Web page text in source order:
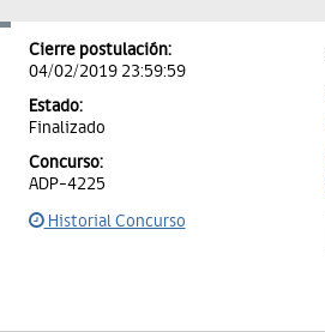
Cierre postulación:
04/02/2019 23:59:59
Estado:
Finalizado
Concurso:
ADP-4225
Historial Concurso